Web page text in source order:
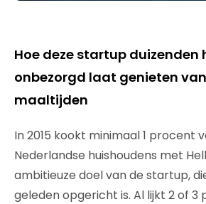
Hoe deze startup duizenden
onbezorgd laat genieten
maaltijden
In 2015 kookt minimaal 1 procent
Nederlandse huishoudens met
ambitieuze doel van de startup,
geleden opgericht is. Al lijkt 2 of 3